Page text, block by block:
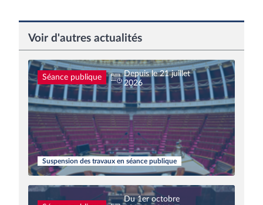
Voir d'autres actualités
Séance publique
Depuis le 21 juillet
2026
Suspension des travaux en séance publique
Du 1er octobre